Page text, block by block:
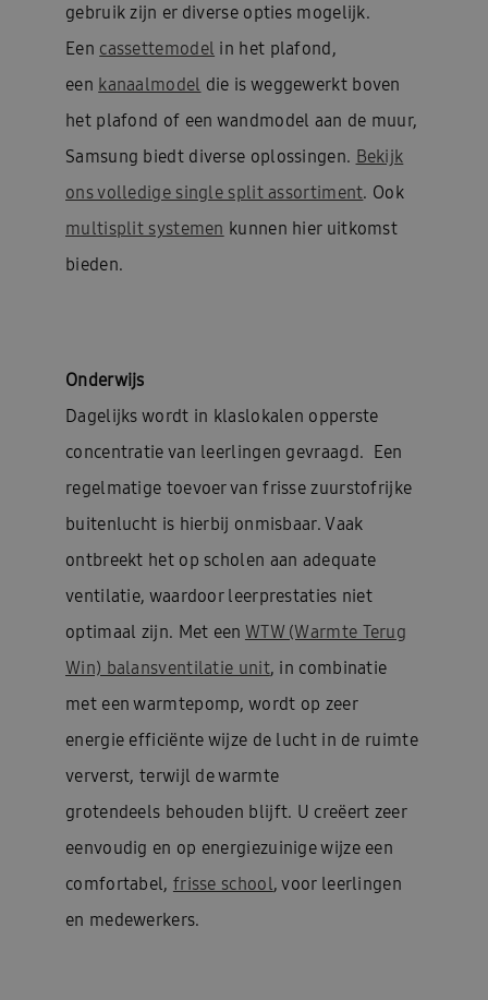
gebruik zijn er diverse opties mogelijk.
Een cassettemodel in het plafond,
een kanaalmodel die is weggewerkt boven
het plafond of een wandmodel aan de muur,
Samsung biedt diverse oplossingen. Bekijk
ons volledige single split assortiment. Ook
multisplit systemen kunnen hier uitkomst
bieden.
Onderwijs
Dagelijks wordt in klaslokalen opperste
concentratie van leerlingen gevraagd. Een
regelmatige toevoer van frisse zuurstofrijke
buitenlucht is hierbij onmisbaar. Vaak
ontbreekt het op scholen aan adequate
ventilatie, waardoor leerprestaties niet
optimaal zijn. Met een WTW (Warmte Terug
Win) balansventilatie unit, in combinatie
met een warmtepomp, wordt op zeer
energie efficiënte wijze de lucht in de ruimte
ververst, terwijl de warmte
grotendeels behouden blijft. U creëert zeer
eenvoudig en op energiezuinige wijze een
comfortabel, frisse school, voor leerlingen
en medewerkers.